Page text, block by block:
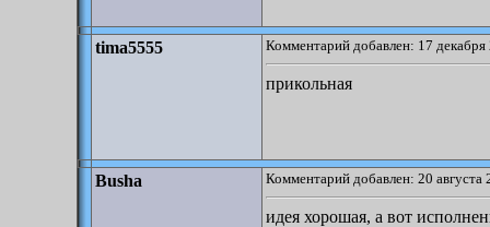
tima5555 Комментарий добавлен: 17
прикольная
Busha Комментарий добавлен: 20 августа
идея хорошая, а вот